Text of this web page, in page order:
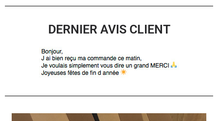
DERNIER AVIS CLIENT